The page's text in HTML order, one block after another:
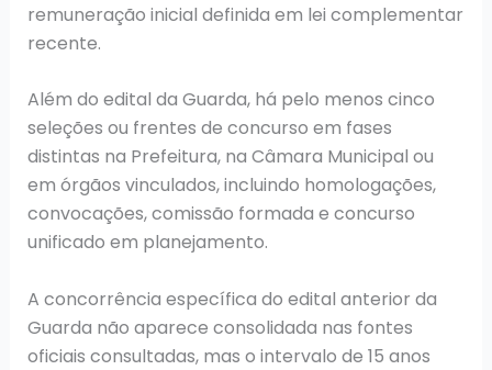
remuneração inicial definida em lei complementar
recente.
Além do edital da Guarda, há pelo menos cinco
seleções ou frentes de concurso em fases
distintas na Prefeitura, na Câmara Municipal ou
em órgãos vinculados, incluindo homologações,
convocações, comissão formada e concurso
unificado em planejamento.
A concorrência específica do edital anterior da
Guarda não aparece consolidada nas fontes
oficiais consultadas, mas o intervalo de 15 anos